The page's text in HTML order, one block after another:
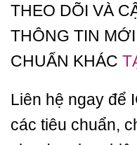
THEO DÕI VÀ
THÔNG TIN
CHUẨN KHÁC
Liên hệ ngay để
các tiêu chuẩn,